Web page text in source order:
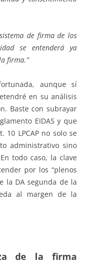
de firma de los
se entenderá ya
firma.”
aunque sí
en su análisis
Baste con subrayar
EIDAS y que
LPCAP no solo se
administrativo sino
todo caso, la clave
por los “plenos
la DA segunda de la
al margen de la
de la firma